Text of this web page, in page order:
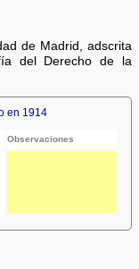
de Madrid, adscrita
del Derecho de la
en 1914
Observaciones